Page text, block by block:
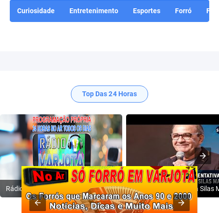
Curiosidade Entretenimento Esportes Forró
Top Das 24 Horas
Rádio Varjota: ((( Escute AQUI ))) | Conheça a Nossa Programação